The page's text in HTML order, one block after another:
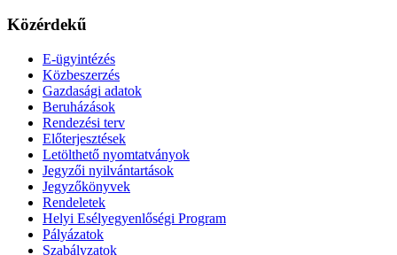
Közérdekű
E-ügyintézés
Közbeszerzés
Gazdasági adatok
Beruházások
Rendezési terv
Előterjesztések
Letölthető nyomtatványok
Jegyzői nyilvántartások
Jegyzőkönyvek
Rendeletek
Helyi Esélyegyenlőségi Program
Pályázatok
Szabályzatok